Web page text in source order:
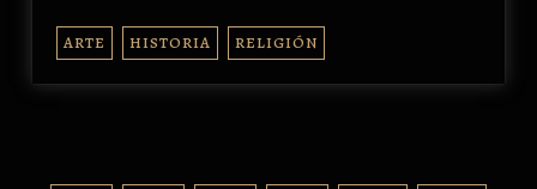
ARTE HISTORIA RELIGIÓN